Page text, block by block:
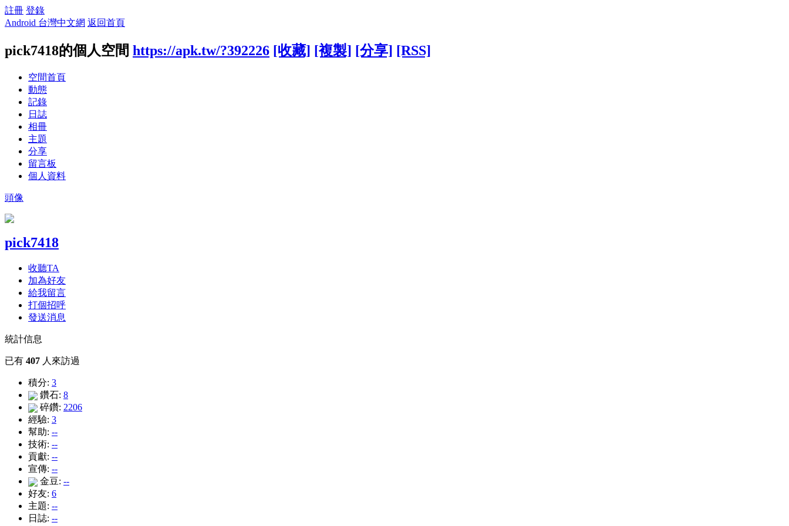
註冊 登錄
Android 台灣中文網 返回首頁
pick7418的個人空間 https://apk.tw/?392226 [收藏] [複製] [分享] [RSS]
空間首頁
動態
記錄
日誌
相冊
主題
分享
留言板
個人資料
頭像
pick7418
收聽TA
加為好友
給我留言
打個招呼
發送消息
統計信息
已有 407 人來訪過
積分: 3
鑽石: 8
碎鑽: 2206
經驗: 3
幫助: --
技術: --
貢獻: --
宣傳: --
金豆: --
好友: 6
主題: --
日誌: --